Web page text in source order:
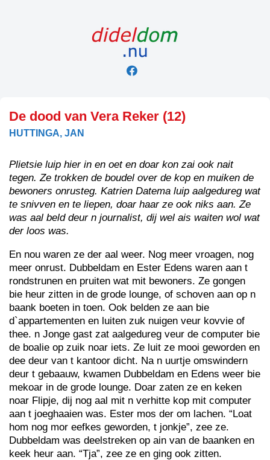
De dood van Vera Reker (12)
HUTTINGA, JAN
Plietsie luip hier in en oet en doar kon zai ook nait
tegen. Ze trokken de boudel over de kop en muiken de
bewoners onrusteg. Katrien Datema luip aalgedureg wat
te snivven en te liepen, doar haar ze ook niks aan. Ze
was aal beld deur n journalist, dij wel ais waiten wol wat
der loos was.
En nou waren ze der aal weer. Nog meer vroagen, nog
meer onrust. Dubbeldam en Ester Edens waren aan t
rondstrunen en pruiten wat mit bewoners. Ze gongen
bie heur zitten in de grode lounge, of schoven aan op n
baank boeten in toen. Ook belden ze aan bie
d`appartementen en luiten zuk nuigen veur kovvie of
thee. n Jonge gast zat aalgedureg veur de computer bie
de boalie op zuik noar iets. Ze luit ze mooi geworden en
dee deur van t kantoor dicht. Na n uurtje omswindern
deur t gebaauw, kwamen Dubbeldam en Edens weer bie
mekoar in de grode lounge. Doar zaten ze en keken
noar Flipje, dij nog aal mit n verhitte kop mit computer
aan t joeghaaien was. Ester mos der om lachen. “Loat
hom nog mor eefkes geworden, t jonkje”, zee ze.
Dubbeldam was deelstreken op ain van de baanken en
keek heur aan. “Tja”, zee ze en ging ook zitten.